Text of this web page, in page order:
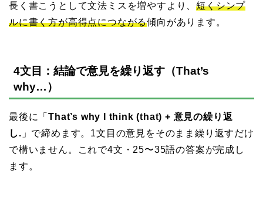
長く書こうとして文法ミスを増やすより、短くシンプ
ルに書く方が高得点につながる傾向があります。
4文目：結論で意見を繰り返す（That’s
why…）
最後に「That’s why I think (that) + 意見の繰り返
し. 」で締めます。1文目の意見をそのまま繰り返すだけ
で構いません。これで4文・25〜35語の答案が完成し
ます。